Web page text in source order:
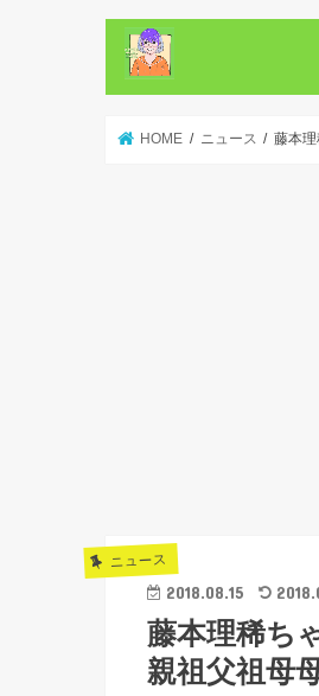
HOME ニュース 藤本
ニュース
2018.08.15
藤本理稀ち
親祖父祖母